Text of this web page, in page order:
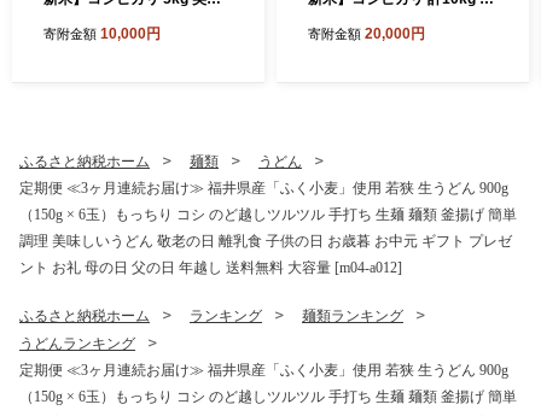
月下旬以降順次発送】 精米
020_12]
寄附金額 10,000円
り 【2026年12月下旬から順
寄附金額 20,000円
ふるさと納税ホーム 麺類
うどん
定期便 ≪3ヶ月連続お届け≫ 福井県産「ふく小麦」使用 若狭 生うどん 900g
（150g × 6玉）もっちり コシ のど越しツルツル 手打ち 生麺 麺類 釜揚げ 簡単
調理 美味しいうどん 敬老の日 離乳食 子供の日 お歳暮 お中元 ギフト プレゼ
ント お礼 母の日 父の日 年越し 送料無料 大容量 [m04-a012]
ふるさと納税ホーム ランキング
麺類ランキング
うどんランキング
定期便 ≪3ヶ月連続お届け≫ 福井県産「ふく小麦」使用 若狭 生うどん 900g
（150g × 6玉）もっちり コシ のど越しツルツル 手打ち 生麺 麺類 釜揚げ 簡単